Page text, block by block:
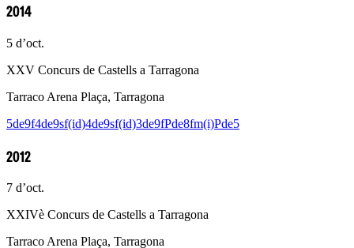
2014
5 d’oct.
XXV Concurs de Castells a Tarragona
Tarraco Arena Plaça, Tarragona
5de9f4de9sf(id)4de9sf(id)3de9fPde8fm(i)Pde5
2012
7 d’oct.
XXIVè Concurs de Castells a Tarragona
Tarraco Arena Plaça, Tarragona